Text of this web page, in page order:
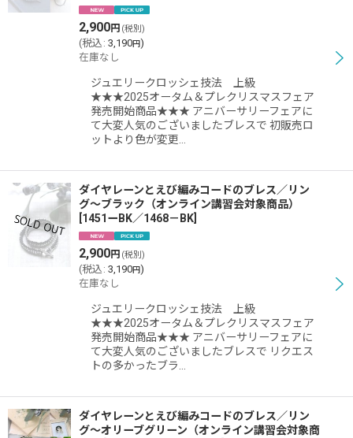
2,900円 (税別)
(税込 : 3,190円)
在庫なし
ジュエリークロッシェ技法 上級
★★★2025オータム＆プレクリスマスフェア
発売開始商品★★★ アニバーサリーフェアに
て大変人気のございましたブレスで 初販売ロ
ットより色が変更…
ダイヤレーンとえび編みコードのブレス／リン
グ〜ブラック（オンライン講習会対象商品）
1451ーBK／1468－BK
2,900円 (税別)
(税込 : 3,190円)
在庫なし
ジュエリークロッシェ技法 上級
★★★2025オータム＆プレクリスマスフェア
発売開始商品★★★ アニバーサリーフェアに
て大変人気のございましたブレスで リクエス
トの多かったブラ…
ダイヤレーンとえび編みコードのブレス／リン
グ〜オリーブグリーン（オンライン講習会対象商